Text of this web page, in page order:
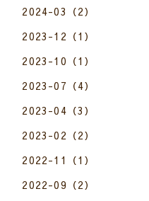
2024-03（2）
2023-12（1）
2023-10（1）
2023-07（4）
2023-04（3）
2023-02（2）
2022-11（1）
2022-09（2）